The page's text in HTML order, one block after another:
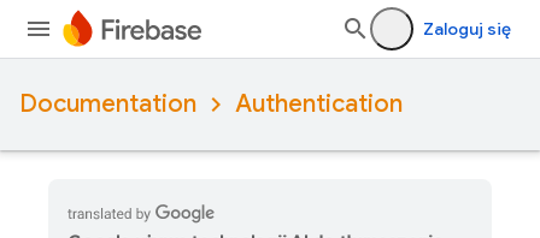
Zaloguj się
Documentation Authentication